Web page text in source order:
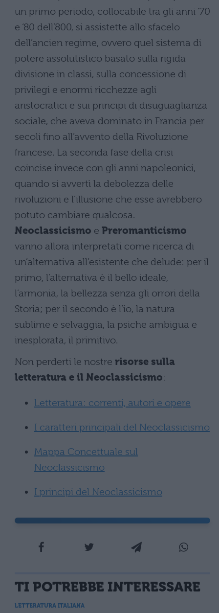
un primo periodo, collocabile tra gli anni ‘70
e ‘80 dell’800, si assistette allo sfacelo
dell’ancien regime, ovvero quel sistema di
potere assolutistico basato sulla rigida
divisione in classi, sulla concessione di
privilegi e enormi ricchezze agli
aristocratici e sui principi di disuguaglianza
sociale, che aveva dominato in Francia per
secoli fino all’avvento della Rivoluzione
francese. La seconda fase della crisi
coincise invece con gli anni napoleonici,
quando si avvertì la debolezza delle
rivoluzioni e l’illusione che esse avrebbero
potuto cambiare qualcosa.
Neoclassicismo e Preromanticismo
vanno allora interpretati come ricerca di
un’alternativa all’esistente che delude: per il
primo, l’alternativa è il bello ideale,
l’armonia, la bellezza senza gli orrori della
Storia; per il secondo è l’io, la natura
sublime e selvaggia, la psiche ambigua e
inesplorata, il primitivo.
Non perderti le nostre risorse sulla
letteratura e il Neoclassicismo:
Letteratura: correnti, autori e opere
I caratteri principali del Neoclassicismo
Mappa Concettuale sul
Neoclassicismo
I principi del Neoclassicismo
TI POTREBBE INTERESSARE
LETTERATURA ITALIANA